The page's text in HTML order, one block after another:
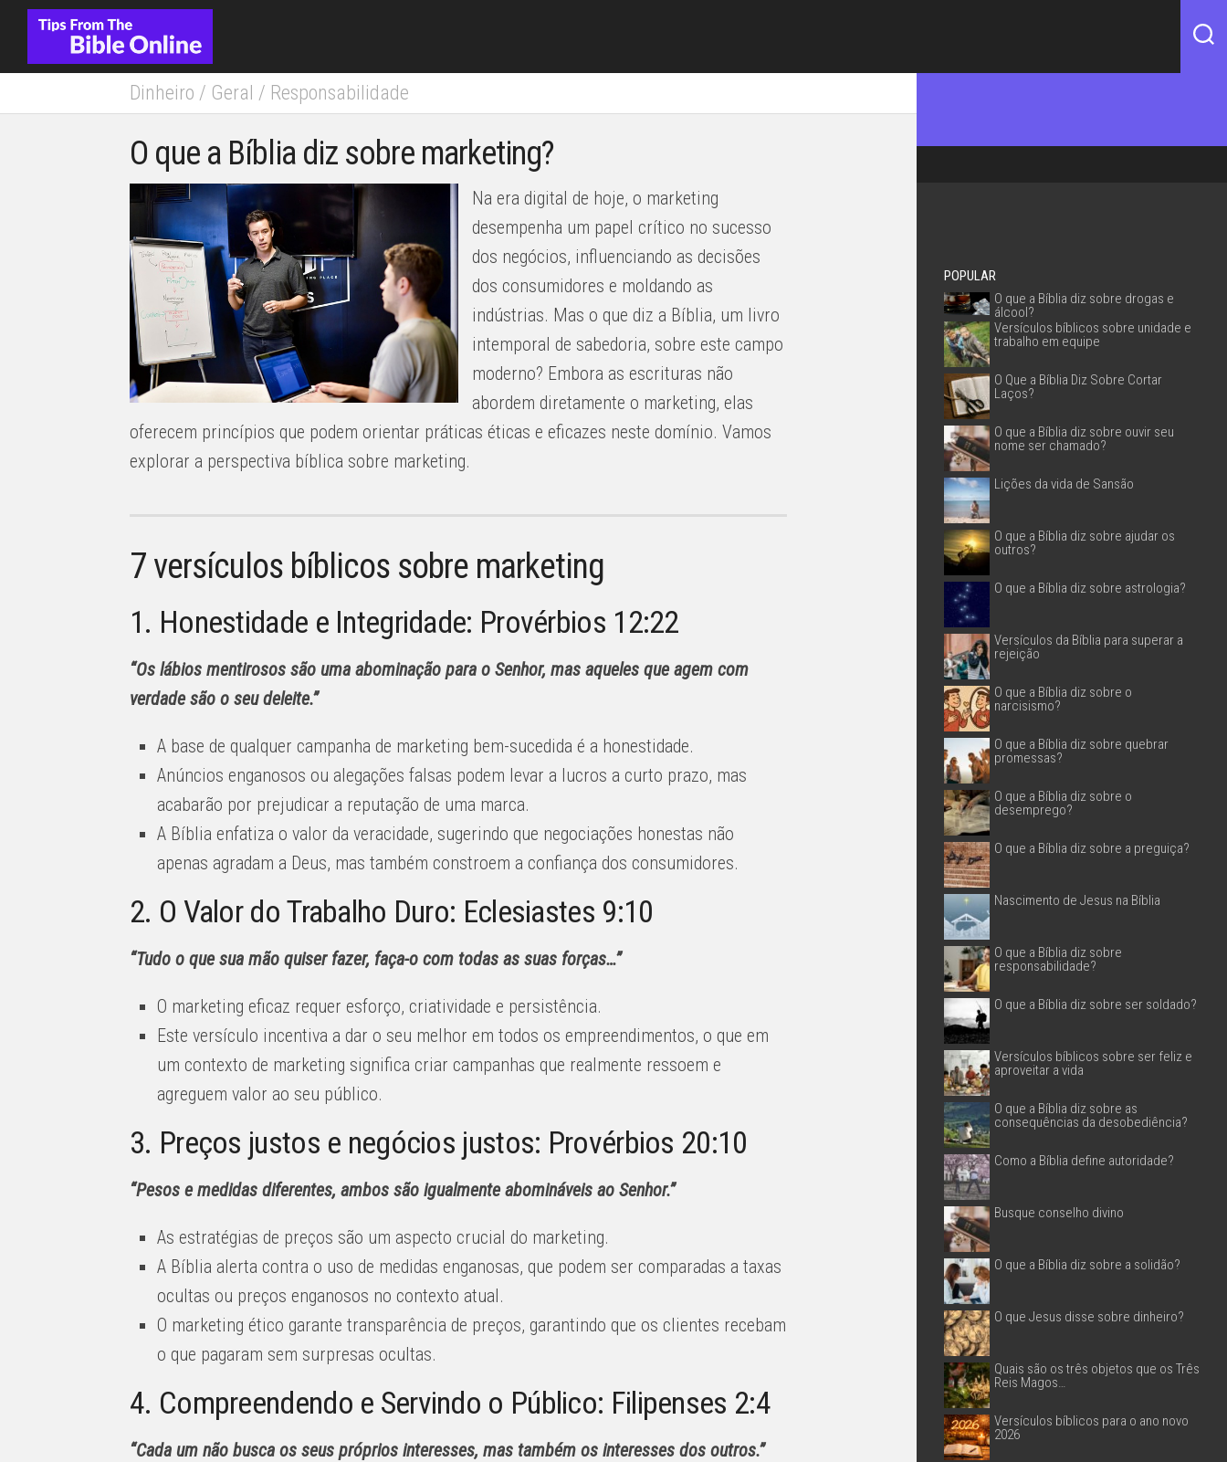
Dinheiro / Geral / Responsabilidade
O que a Bíblia diz sobre marketing?
Na era digital de hoje, o marketing
desempenha um papel crítico no sucesso
dos negócios, influenciando as decisões
dos consumidores e moldando as
indústrias. Mas o que diz a Bíblia, um livro
intemporal de sabedoria, sobre este campo
moderno? Embora as escrituras não
abordem diretamente o marketing, elas
oferecem princípios que podem orientar práticas éticas e eficazes neste domínio. Vamos
explorar a perspectiva bíblica sobre marketing.
7 versículos bíblicos sobre marketing
1. Honestidade e Integridade: Provérbios 12:22
“Os lábios mentirosos são uma abominação para o Senhor, mas aqueles que agem com
verdade são o seu deleite.”
A base de qualquer campanha de marketing bem-sucedida é a honestidade.
Anúncios enganosos ou alegações falsas podem levar a lucros a curto prazo, mas
acabarão por prejudicar a reputação de uma marca.
A Bíblia enfatiza o valor da veracidade, sugerindo que negociações honestas não
apenas agradam a Deus, mas também constroem a confiança dos consumidores.
2. O Valor do Trabalho Duro: Eclesiastes 9:10
“Tudo o que sua mão quiser fazer, faça-o com todas as suas forças…”
O marketing eficaz requer esforço, criatividade e persistência.
Este versículo incentiva a dar o seu melhor em todos os empreendimentos, o que em
um contexto de marketing significa criar campanhas que realmente ressoem e
agreguem valor ao seu público.
3. Preços justos e negócios justos: Provérbios 20:10
“Pesos e medidas diferentes, ambos são igualmente abomináveis ​​ao Senhor.”
As estratégias de preços são um aspecto crucial do marketing.
A Bíblia alerta contra o uso de medidas enganosas, que podem ser comparadas a taxas
ocultas ou preços enganosos no contexto atual.
O marketing ético garante transparência de preços, garantindo que os clientes recebam
o que pagaram sem surpresas ocultas.
4. Compreendendo e Servindo o Público: Filipenses 2:4
“Cada um não busca os seus próprios interesses, mas também os interesses dos outros.”
POPULAR
O que a Bíblia diz sobre drogas e
álcool?
Versículos bíblicos sobre unidade e
trabalho em equipe
O Que a Bíblia Diz Sobre Cortar
Laços?
O que a Bíblia diz sobre ouvir seu
nome ser chamado?
Lições da vida de Sansão
O que a Bíblia diz sobre ajudar os
outros?
O que a Bíblia diz sobre astrologia?
Versículos da Bíblia para superar a
rejeição
O que a Bíblia diz sobre o
narcisismo?
O que a Bíblia diz sobre quebrar
promessas?
O que a Bíblia diz sobre o
desemprego?
O que a Bíblia diz sobre a preguiça?
Nascimento de Jesus na Bíblia
O que a Bíblia diz sobre
responsabilidade?
O que a Bíblia diz sobre ser soldado?
Versículos bíblicos sobre ser feliz e
aproveitar a vida
O que a Bíblia diz sobre as
consequências da desobediência?
Como a Bíblia define autoridade?
Busque conselho divino
O que a Bíblia diz sobre a solidão?
O que Jesus disse sobre dinheiro?
Quais são os três objetos que os Três
Reis Magos…
Versículos bíblicos para o ano novo
2026